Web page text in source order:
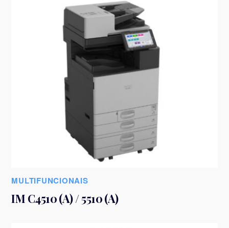
MULTIFUNCIONAIS
IM C4510 (A) / 5510 (A)